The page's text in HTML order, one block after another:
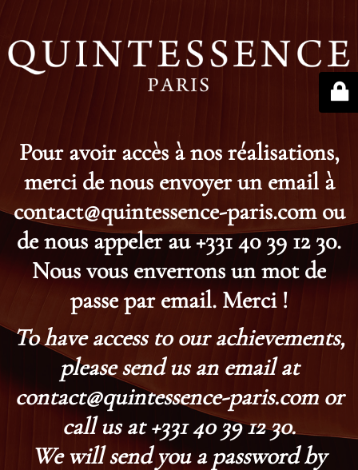
Pour avoir accès à nos réalisations,
merci de nous envoyer un email à
contact@quintessence-paris.com ou
de nous appeler au +331 40 39 12 30.
Nous vous enverrons un mot de
passe par email. Merci !
To have access to our achievements,
please send us an email at
contact@quintessence-paris.com or
call us at +331 40 39 12 30.
We will send you a password by